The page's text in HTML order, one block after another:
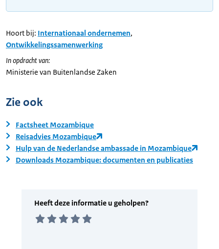
Hoort bij: Internationaal ondernemen,
Ontwikkelingssamenwerking
In opdracht van:
Ministerie van Buitenlandse Zaken
Zie ook
Factsheet Mozambique
Reisadvies Mozambique
Hulp van de Nederlandse ambassade in Mozambique
Downloads Mozambique: documenten en publicaties